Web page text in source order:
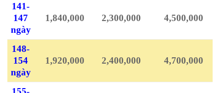
141-
147
ngày
1,840,000 2,300,000 4,500,000
148-
154
ngày
1,920,000 2,400,000 4,700,000